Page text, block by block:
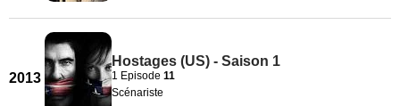
2013
Hostages (US) - Saison 1
1 Episode 11
Scénariste